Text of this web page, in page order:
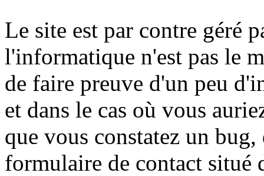
Le site est par contre géré
l'informatique n'est pas le
de faire preuve d'un peu
et dans le cas où vous
que vous constatez un
formulaire de contact situé